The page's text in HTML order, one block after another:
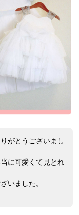
がとうございまし
に可愛くて見とれ
いました。